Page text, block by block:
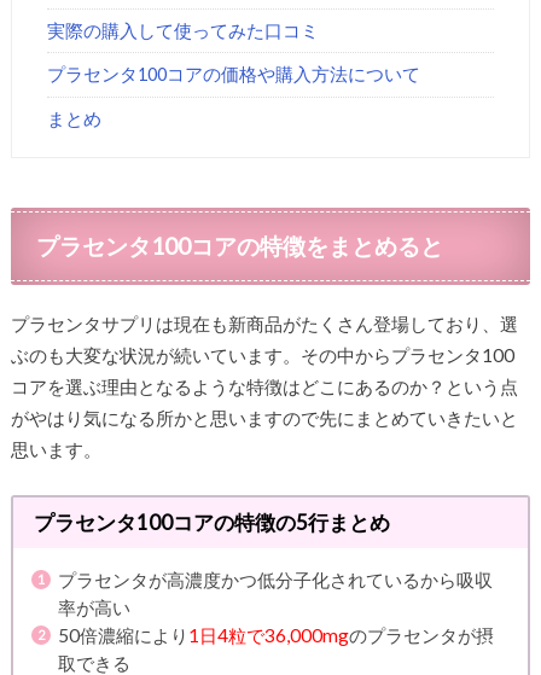
実際の購入して使ってみた口コミ
プラセンタ100コアの価格や購入方法について
まとめ
プラセンタ100コアの特徴をまとめると
プラセンタサプリは現在も新商品がたくさん登場しており、選
ぶのも大変な状況が続いています。その中からプラセンタ100
コアを選ぶ理由となるような特徴はどこにあるのか？という点
がやはり気になる所かと思いますので先にまとめていきたいと
思います。
プラセンタ100コアの特徴の5行まとめ
プラセンタが高濃度かつ低分子化されているから吸収
率が高い
50倍濃縮により 1日4粒で36,000mgのプラセンタが摂
取できる